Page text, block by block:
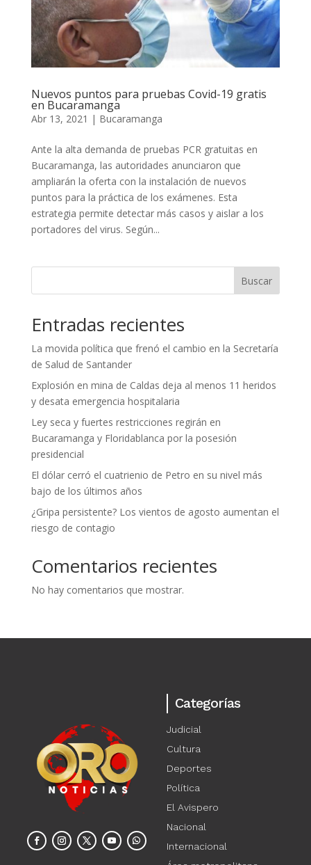
Nuevos puntos para pruebas Covid-19 gratis
en Bucaramanga
Abr 13, 2021 | Bucaramanga
Ante la alta demanda de pruebas PCR gratuitas en
Bucaramanga, las autoridades anunciaron que
ampliarán la oferta con la instalación de nuevos
puntos para la práctica de los exámenes. Esta
estrategia permite detectar más casos y aislar a los
portadores del virus. Según...
Buscar
Entradas recientes
La movida política que frenó el cambio en la Secretaría
de Salud de Santander
Explosión en mina de Caldas deja al menos 11 heridos
y desata emergencia hospitalaria
Ley seca y fuertes restricciones regirán en
Bucaramanga y Floridablanca por la posesión
presidencial
El dólar cerró el cuatrienio de Petro en su nivel más
bajo de los últimos años
¿Gripa persistente? Los vientos de agosto aumentan el
riesgo de contagio
Comentarios recientes
No hay comentarios que mostrar.
Categorías
Judicial
Cultura
Deportes
Política
El Avispero
Nacional
Internacional